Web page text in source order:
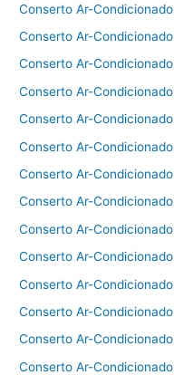
Conserto Ar-
Conserto Ar-
Conserto Ar-
Conserto Ar-
Conserto Ar-
Conserto Ar-
Conserto Ar-
Conserto Ar-
Conserto Ar-
Conserto Ar-
Conserto Ar-
Conserto Ar-
Conserto Ar-
Conserto Ar-